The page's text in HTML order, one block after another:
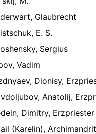
Glaubrecht
E. S.
Sergius
Vadim
Dionisy,
Anatolij,
Dimitry, Erzpriester
(Karelin),